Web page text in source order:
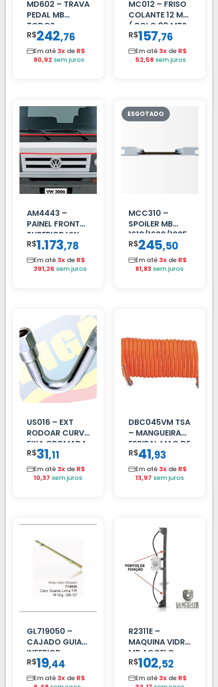
MD602 – TRAVA
PEDAL MB
TODOS
R$242,76
Em até3x de R$
80,92 sem juros
MC012 – FRISO
COLANTE 12 MM
( ROLO 20 MTS
)
R$157,76
Em até3x de R$
52,58 sem juros
AM4443 –
PAINEL FRONTAL
SUPERIOR VW
DELIVERY
R$1.173,78
Em até3x de R$
391,26 sem juros
MCC310 –
SPOILER MB
1618/1630/1935
02 FAR
R$245,50
Em até3x de R$
81,83 sem juros
US016 – EXT
RODOAR CURVA
FIXA CROMADA
R$31,11
Em até3x de R$
10,37 sem juros
DBC045VM TSA
– MANGUEIRA
ESPIRAL MAO DE
AMIGO UNIV 16
MM 4.5MTS
VERMELHA
R$41,93
Em até3x de R$
13,97 sem juros
GL719050 –
CAJADO GUIA
INFERIOR
SCANIA T/R
112/113 MENOR
R$19,44
Em até3x de R$
R2311E –
MAQUINA VIDRO
MB ACCELO
2002 ATE 2011
S/MOTOR LE
R$102,52
Em até3x de R$